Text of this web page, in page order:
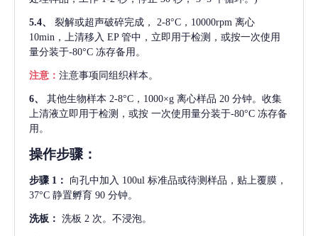
5.4、 裂解或超声破碎完成，
2-8°C，10000rpm 离心
10min，上清移入 EP 管中，立即用于检测，或按一次使用
量分装于-80°C 冻存备用。
注意： 注意事项同组织样本。
6、 其他生物样本 2-8°C，1000×g 离心样品 20 分钟。收集
上清液立即用于检测，或按 一次使用量分装于-80°C 冻存备
用。
操作步骤：
步骤 1： 向孔中加入 100ul 标准品或待测样品，贴上覆膜，
37°C 静置孵育 90 分钟。
洗板： 洗板 2 次。不浸泡。